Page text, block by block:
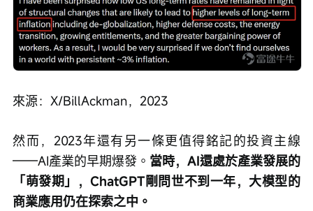
來源：X/BillAckman，2023
然而，2023年還有另一條更值得銘記的投資主線
——AI產業的早期爆發。 當時，AI還處於產業發展的
「萌發期」，ChatGPT剛問世不到一年，大模型的
商業應用仍在探索之中。